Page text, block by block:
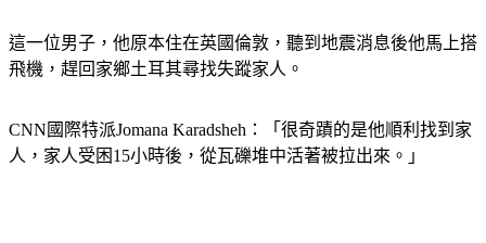
這一位男子，他原本住在英國倫敦，聽到地震消息後他馬上搭
飛機，趕回家鄉土耳其尋找失蹤家人。
CNN國際特派Jomana Karadsheh：「很奇蹟的是他順利找到家
人，家人受困15小時後，從瓦礫堆中活著被拉出來。」